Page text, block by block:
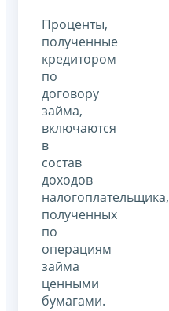
Проценты,
полученные
кредитором
по
договору
займа,
включаются
в
состав
доходов
налогоплательщика,
полученных
по
операциям
займа
ценными
бумагами.